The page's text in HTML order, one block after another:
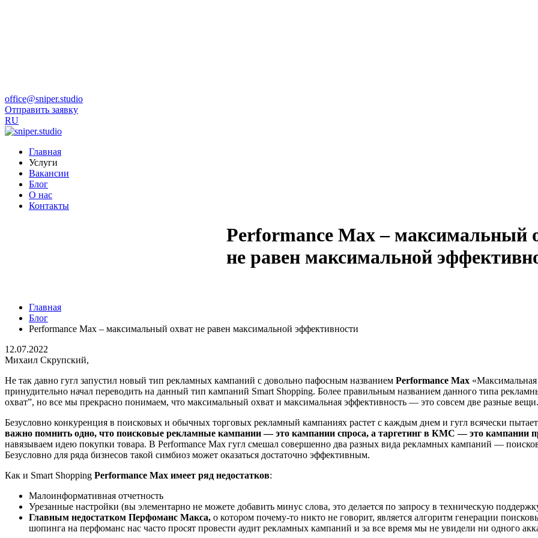
office@sniper.studio
Отправить заявку
RU
Главная
Услуги
Вакансии
Блог
О нас
Контакты
Performance Max – максимальный
не равен максимальной
Главная
Блог
Performance Max – максимальный охват не равен максимальной эффективности
12.07.2022
Михаил Скрупский,
Не так давно гугл запустил новый тип рекламных кампаний с довольно пафосным названием Performance Max
принудительно начал переводить на данный тип кампаний Smart Shopping. Более правильным названием данного типа
охват”, но все мы прекрасно понимаем, что максимальный охват и максимальная эффективность — это совсем две разные вещи.
Безусловно конкуренция в поисковых и обычных торговых рекламный кампаниях растет с каждым днем и гугл всячески
важно помнить одно, что поисковые рекламные кампании — это кампании спроса, а таргетинг в КМС — это кампании
навязываем идею покупки товара. В Performance Max гугл смешал совершенно два разных вида рекламных кампаний —
Безусловно для ряда бизнесов такой симбиоз может оказаться достаточно эффективным.
Как и Smart Shopping Performance Max имеет ряд недостатков:
Малоинформативная отчетность
Урезанные настройки (вы элементарно не можете добавить минус слова, это делается по запросу в техническую
Главным недостатком Перфоманс Макса, о котором почему-то никто не говорит, является алгоритм генерации
шопинга на перфоманс нас часто просят провести аудит рекламных кампаний и за все время мы не увидели ни одного